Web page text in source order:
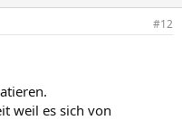
#12
weil es sich von